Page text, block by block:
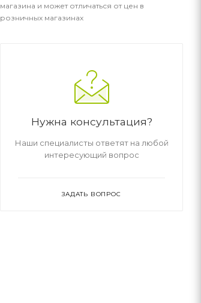
магазина и может отличаться от цен в
розничных магазинах
Нужна консультация?
Наши специалисты ответят на любой
интересующий вопрос
ЗАДАТЬ ВОПРОС